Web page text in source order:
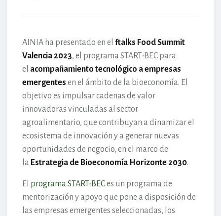
AINIA ha presentado en el ftalks Food Summit
Valencia 2023, el programa START-BEC para
el acompañamiento tecnológico a empresas
emergentes en el ámbito de la bioeconomía. El
objetivo es impulsar cadenas de valor
innovadoras vinculadas al sector
agroalimentario, que contribuyan a dinamizar el
ecosistema de innovación y a generar nuevas
oportunidades de negocio, en el marco de
la Estrategia de Bioeconomía Horizonte 2030.
El programa START-BECes un programa de
mentorización y apoyo que pone a disposición de
las empresas emergentes seleccionadas, los